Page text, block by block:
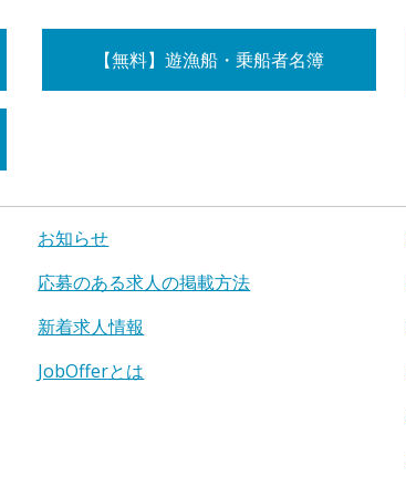
【無料】遊漁船・乗船者名簿
お知らせ
応募のある求人の掲載方法
新着求人情報
JobOfferとは